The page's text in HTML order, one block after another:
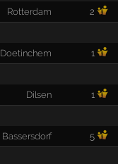
Rotterdam 2
Doetinchem 1
Dilsen 1
Bassersdorf 5